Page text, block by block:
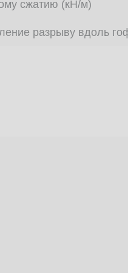
сжатию (кН/м)
разрыву вдоль